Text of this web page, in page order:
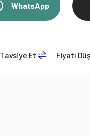
WhatsApp
Tavsiye Et Fiyatı